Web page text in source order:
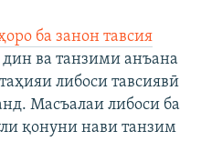
ба занон тавсия
ва танзими анъана
либоси тавсиявӣ
Масъалаи либоси ба
қонуни нави танзим